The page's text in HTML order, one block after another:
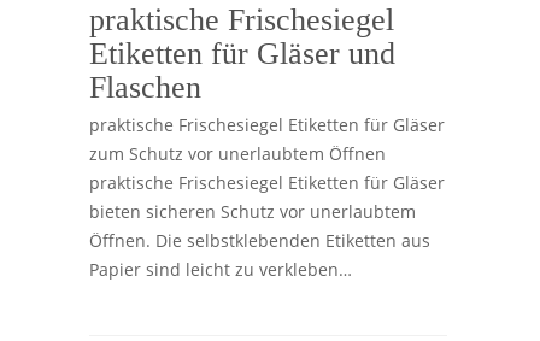
praktische Frischesiegel
Etiketten für Gläser und
Flaschen
praktische Frischesiegel Etiketten für Gläser
zum Schutz vor unerlaubtem Öffnen
praktische Frischesiegel Etiketten für Gläser
bieten sicheren Schutz vor unerlaubtem
Öffnen. Die selbstklebenden Etiketten aus
Papier sind leicht zu verkleben…